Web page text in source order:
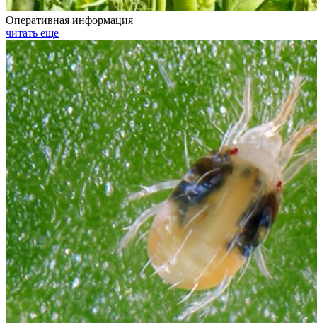
Оперативная информация
читать еще